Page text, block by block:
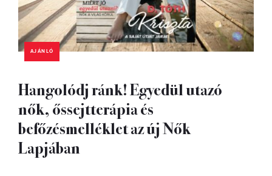
AJÁNLÓ
Hangolódj ránk! Egyedül utazó
nők, őssejtterápia és
befőzésmelléklet az új Nők
Lapjában